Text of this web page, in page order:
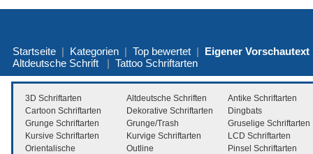
Startseite | Kategorien | Top bewertet | Eigener Vorschautext
Altdeutsche Schrift | Tattoo Schriftarten
3D Schriftarten Altdeutsche Schriften
Antike Schriftarten
Cartoon Schriftarten
Dekorative Schriftarten
Dingbats
Grunge Schriftarten
Grunge/Trash
Gruselige Schriftarten
Kursive Schriftarten
Kurvige Schriftarten
LCD Schriftarten
Orientalische
Outline
Pinsel Schriftarten